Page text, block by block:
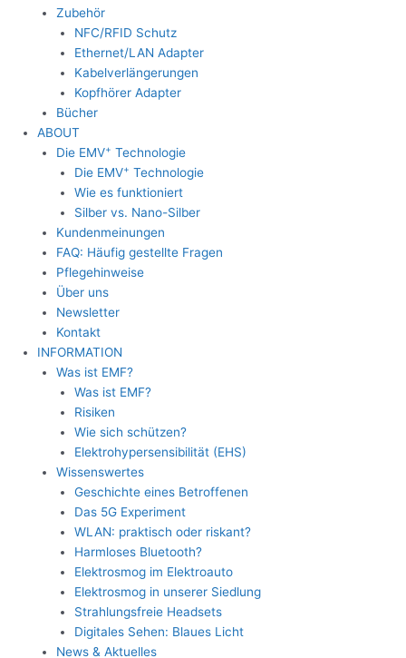
Zubehör
NFC/RFID Schutz
Ethernet/LAN Adapter
Kabelverlängerungen
Kopfhörer Adapter
Bücher
ABOUT
Die EMV+ Technologie
Die EMV+ Technologie
Wie es funktioniert
Silber vs. Nano-Silber
Kundenmeinungen
FAQ: Häufig gestellte Fragen
Pflegehinweise
Über uns
Newsletter
Kontakt
INFORMATION
Was ist EMF?
Was ist EMF?
Risiken
Wie sich schützen?
Elektrohypersensibilität (EHS)
Wissenswertes
Geschichte eines Betroffenen
Das 5G Experiment
WLAN: praktisch oder riskant?
Harmloses Bluetooth?
Elektrosmog im Elektroauto
Elektrosmog in unserer Siedlung
Strahlungsfreie Headsets
Digitales Sehen: Blaues Licht
News & Aktuelles